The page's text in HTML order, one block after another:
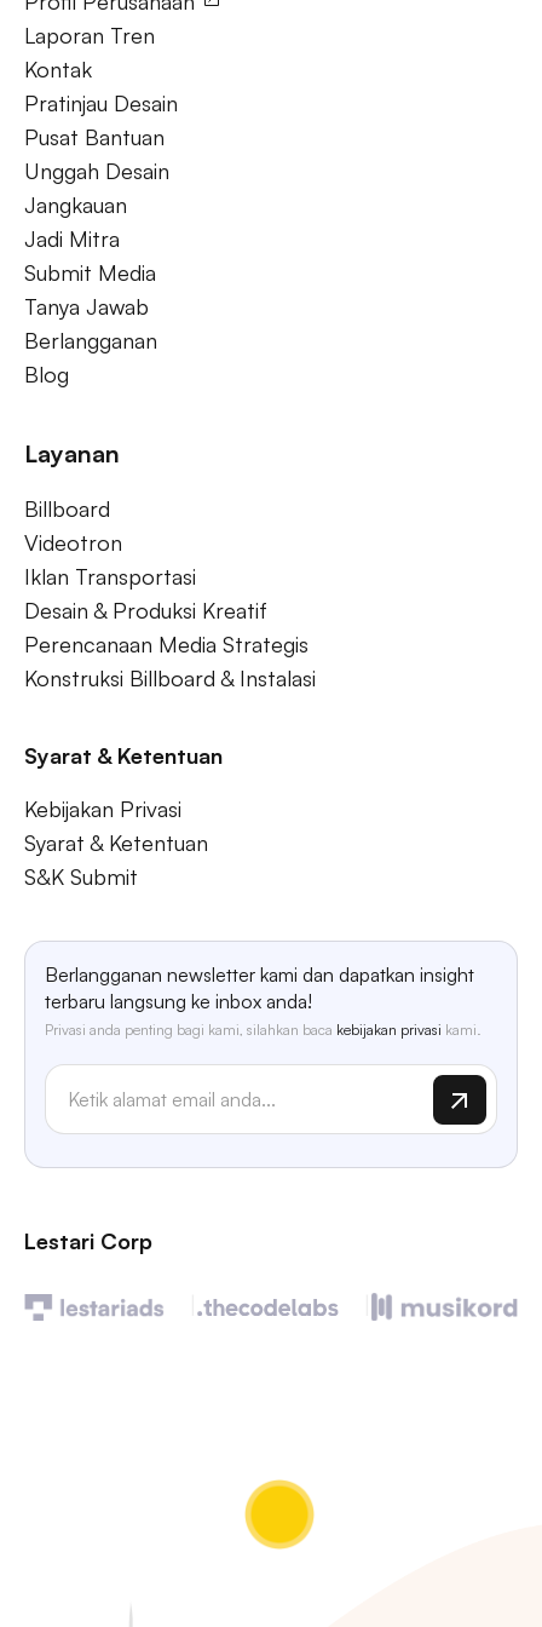
Laporan Tren
Kontak
Pratinjau Desain
Pusat Bantuan
Unggah Desain
Jangkauan
Jadi Mitra
Submit Media
Tanya Jawab
Berlangganan
Blog
Layanan
Billboard
Videotron
Iklan Transportasi
Desain & Produksi Kreatif
Perencanaan Media Strategis
Konstruksi Billboard & Instalasi
Syarat & Ketentuan
Kebijakan Privasi
Syarat & Ketentuan
S&K Submit
Berlangganan newsletter kami dan dapatkan insight
terbaru langsung ke inbox anda!
Privasi anda penting bagi kami, silahkan baca kebijakan privasi kami.
Lestari Corp